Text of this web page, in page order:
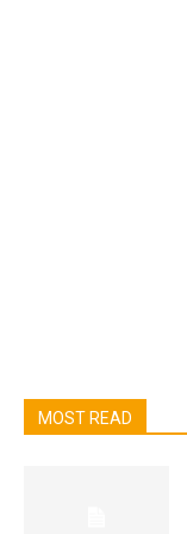
MOST READ